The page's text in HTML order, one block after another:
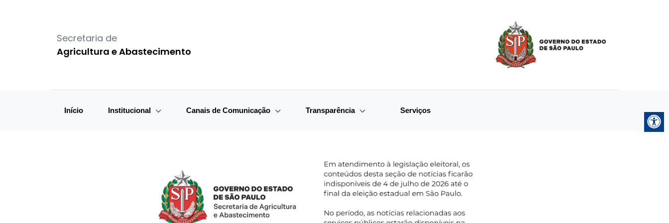
Secretaria de
Agricultura e Abastecimento
Início Institucional Canais de Comunicação Transparência Serviços